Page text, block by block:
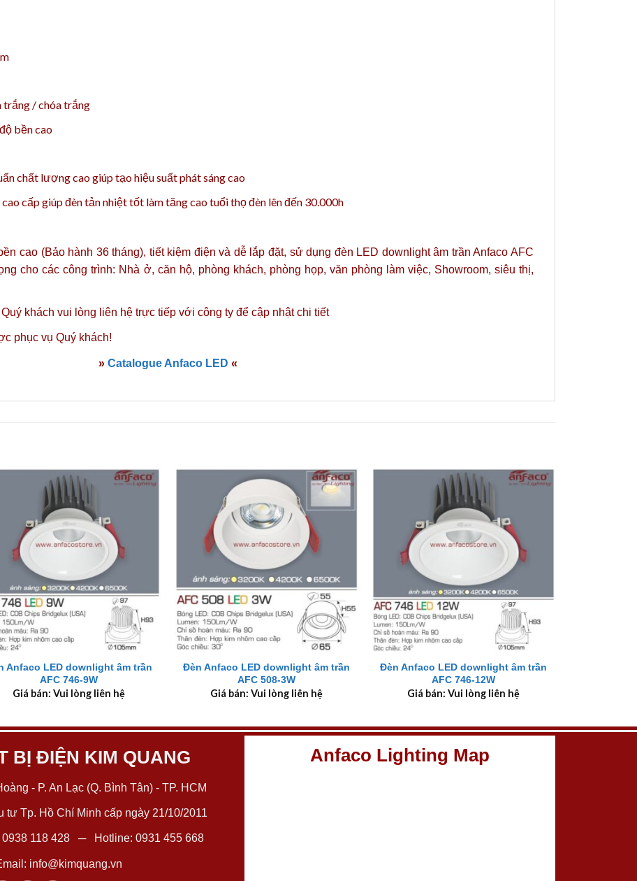
trắng / chóa trắng
bền cao
chất lượng cao giúp tạo hiệu suất phát sáng cao
cấp giúp đèn tản nhiệt tốt làm tăng cao tuổi thọ đèn lên đến 30.000h
cao (Bảo hành 36 tháng), tiết kiệm điện và dễ lắp đặt, sử dụng đèn LED downlight âm trần Anfaco AFC
cho các công trình: Nhà ở, căn hộ, phòng khách, phòng họp, văn phòng làm việc, Showroom, siêu thị,
khách vui lòng liên hệ trực tiếp với công ty để cập nhật chi tiết
phục vụ Quý khách!
» Catalogue Anfaco LED «
Anfaco LED downlight âm trần
AFC 746-9W
Giá bán: Vui lòng liên hệ
+
Đèn Anfaco LED downlight âm trần
AFC 508-3W
Giá bán: Vui lòng liên hệ
+
Đèn Anfaco LED downlight âm trần
AFC 746-12W
Giá bán: Vui lòng liên hệ
BỊ ĐIỆN KIM QUANG
- P. An Lạc (Q. Bình Tân) - TP. HCM
tư Tp. Hồ Chí Minh cấp ngày 21/10/2011
0938 118 428─ Hotline: 0931 455 668
info@kimquang.vn
Anfaco Lighting Map